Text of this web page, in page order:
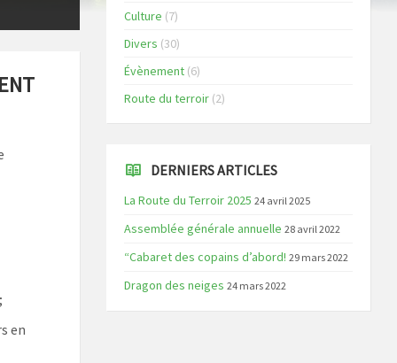
en
Culture (7)
Divers (30)
Évènement(6)
Route du terroir(2)
DERNIERS ARTICLES
La Route du Terroir 2025 24 avril 2025
Assemblée générale annuelle 28 avril 2022
“Cabaret des copains d’abord! 29 mars 2022
Dragon des neiges 24 mars 2022